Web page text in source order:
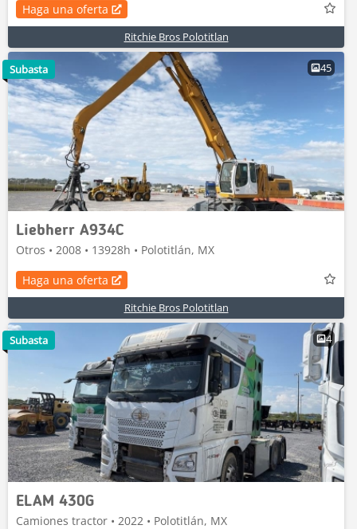
Haga una oferta
Ritchie Bros Polotitlan
45
Liebherr A934C
Otros • 2008 • 13928h • Polotitlán, MX
Haga una oferta
Ritchie Bros Polotitlan
Subasta
4
ELAM 430G
Camiones tractor • 2022 • Polotitlán, MX
Subasta